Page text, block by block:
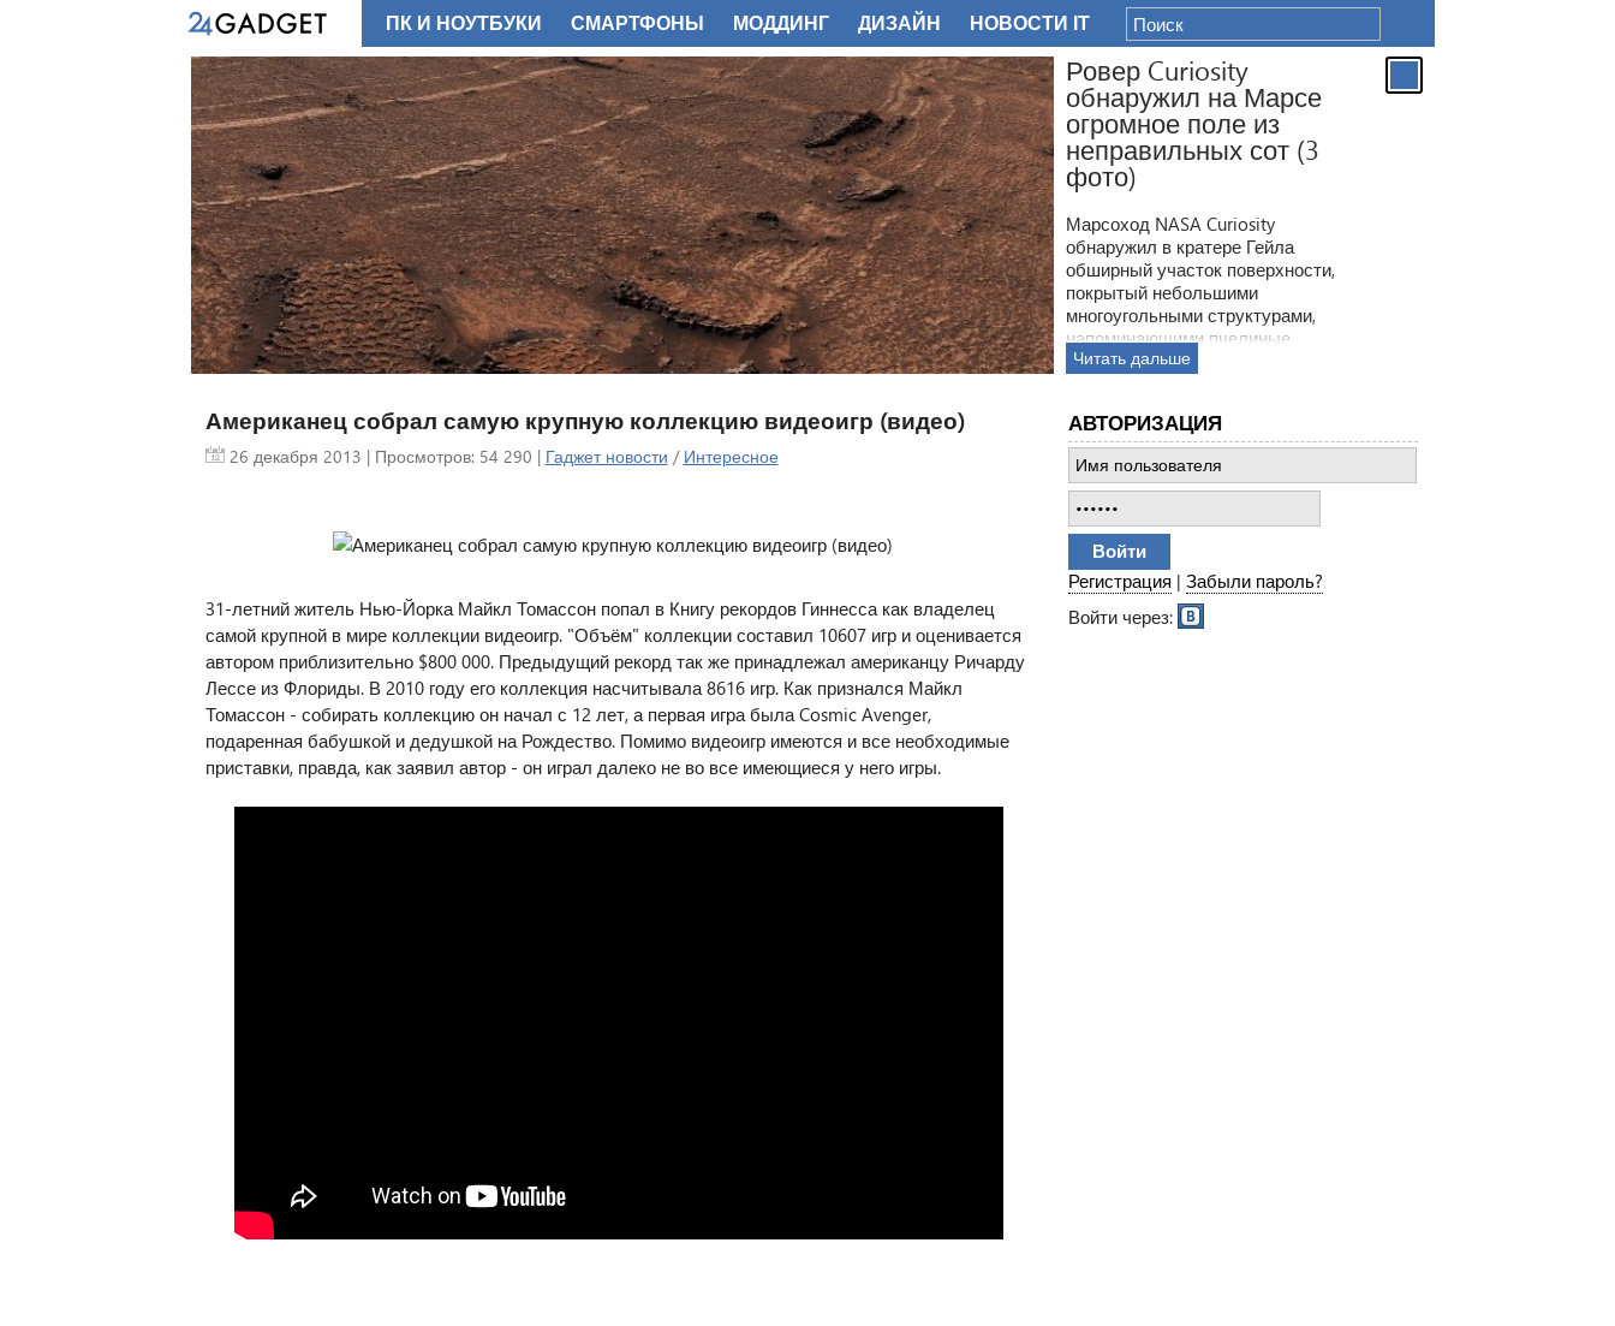
Ровер Curiosity
обнаружил на Марсе
огромное поле из
неправильных сот (3
фото)
Марсоход NASA Curiosity
обнаружил в кратере Гейла
обширный участок поверхности,
покрытый небольшими
многоугольными структурами,
напоминающими пчелиные
соты. Ранее ровер находил
затмила все предыдущее такие
открытия.
Читать дальше
Американец собрал самую крупную коллекцию видеоигр (видео)
26 декабря 2013 | Просмотров: 54 290 | Гаджет новости / Интересное
31-летний житель Нью-Йорка Майкл Томассон попал в Книгу рекордов Гиннесса как владелец
самой крупной в мире коллекции видеоигр. "Объём" коллекции составил 10607 игр и оценивается
автором приблизительно $800 000. Предыдущий рекорд так же принадлежал американцу Ричарду
Лессе из Флориды. В 2010 году его коллекция насчитывала 8616 игр. Как признался Майкл
Томассон - собирать коллекцию он начал с 12 лет, а первая игра была Cosmic Avenger,
подаренная бабушкой и дедушкой на Рождество. Помимо видеоигр имеются и все необходимые
приставки, правда, как заявил автор - он играл далеко не во все имеющиеся у него игры.
АВТОРИЗАЦИЯ
Регистрация | Забыли пароль?
Войти через:
ПК И НОУТБУКИ СМАРТФОНЫ МОДДИНГ ДИЗАЙН НОВОСТИ IT
ФОТО